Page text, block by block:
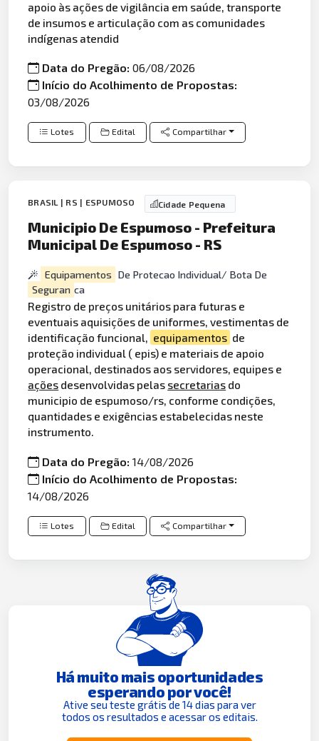
apoio às ações de vigilância em saúde, transporte
de insumos e articulação com as comunidades
indígenas atendid
Data do Pregão:06/08/2026
Início do Acolhimento de Propostas:
03/08/2026
Lotes Edital Compartilhar
BRASIL | RS | ESPUMOSO Cidade Pequena
Municipio De Espumoso - Prefeitura
Municipal De Espumoso - RS
Equipamentos De Protecao Individual/ Bota De
Seguran ca
Registro de preços unitários para futuras e
eventuais aquisições de uniformes, vestimentas de
identificação funcional, equipamentos de
proteção individual ( epis) e materiais de apoio
operacional, destinados aos servidores, equipes e
ações desenvolvidas pelas secretarias do
municipio de espumoso/rs, conforme condições,
quantidades e exigências estabelecidas neste
instrumento.
Data do Pregão:14/08/2026
Início do Acolhimento de Propostas:
14/08/2026
Lotes Edital Compartilhar
Há muito mais oportunidades
esperando por você!
Ative seu teste grátis de 14 dias para ver
todos os resultados e acessar os editais.